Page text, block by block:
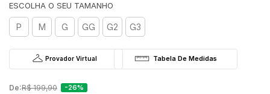
P M G GG G2 G3
Provador Virtual
De:R$ 199,90 -26%